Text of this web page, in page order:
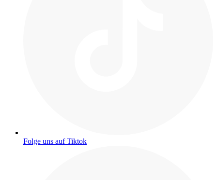
Folge uns auf Tiktok